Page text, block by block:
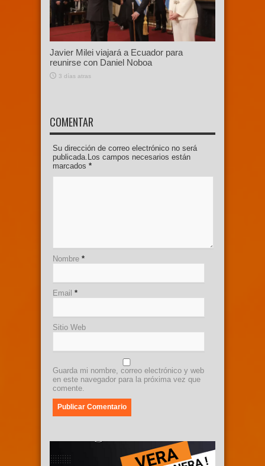
Javier Milei viajará a Ecuador para
reunirse con Daniel Noboa
3 días atras
COMENTAR
Su dirección de correo electrónico no será
publicada.Los campos necesarios están
marcados *
Nombre *
Email *
Sitio Web
Guarda mi nombre, correo electrónico y web
en este navegador para la próxima vez que
comente.